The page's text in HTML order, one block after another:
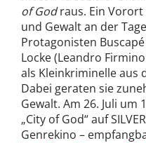
of Godraus. Ein Vorort
und Gewalt an der
Protagonisten
Locke (Leandro
als Kleinkriminelle aus
Dabei geraten sie
Gewalt. Am 26. Juli um
„City of God“ auf
Genrekino –